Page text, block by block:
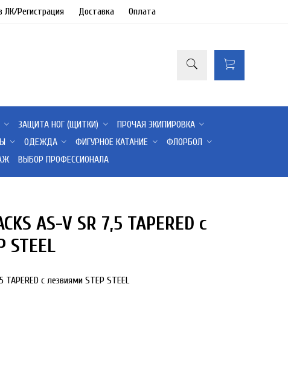
ЛК/Регистрация Доставка Оплата
ЗАЩИТА НОГ (ЩИТКИ)
ПРОЧАЯ ЭКИПИРОВКА
ОДЕЖДА ФИГУРНОЕ КАТАНИЕ
ФЛОРБОЛ
ВЫБОР ПРОФЕССИОНАЛА
AS-V SR 7,5 TAPERED с
STEEL
TAPERED с лезвиями STEP STEEL